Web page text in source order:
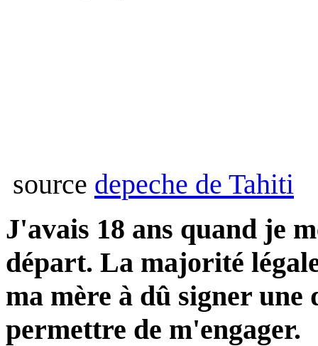
source depeche de Tahiti
J'avais 18 ans quand je
départ. La majorité
ma mère à dû signer une
permettre de m'engager.